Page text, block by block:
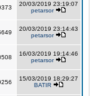
20/03/2019 23:19:07
petarsor
20/03/2019 23:14:43
petarsor
16/03/2019 19:14:46
petarsor
15/03/2019 18:29:27
BATIR